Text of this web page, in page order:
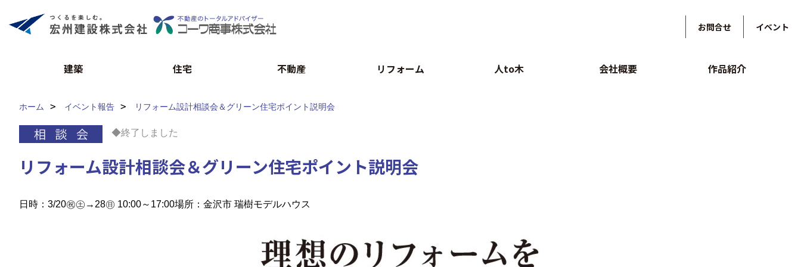
お問合せ イベント
建築 住宅 不動産 リフォーム 人to木 会社概要 作品紹介
ホーム イベント報告 リフォーム設計相談会＆グリーン住宅ポイント説明会
◆終了しました
リフォーム設計相談会＆グリーン住宅ポイント説明会
日時：3/20㊗㊏→28㊐ 10:00～17:00場所：金沢市 瑞樹モデルハウス